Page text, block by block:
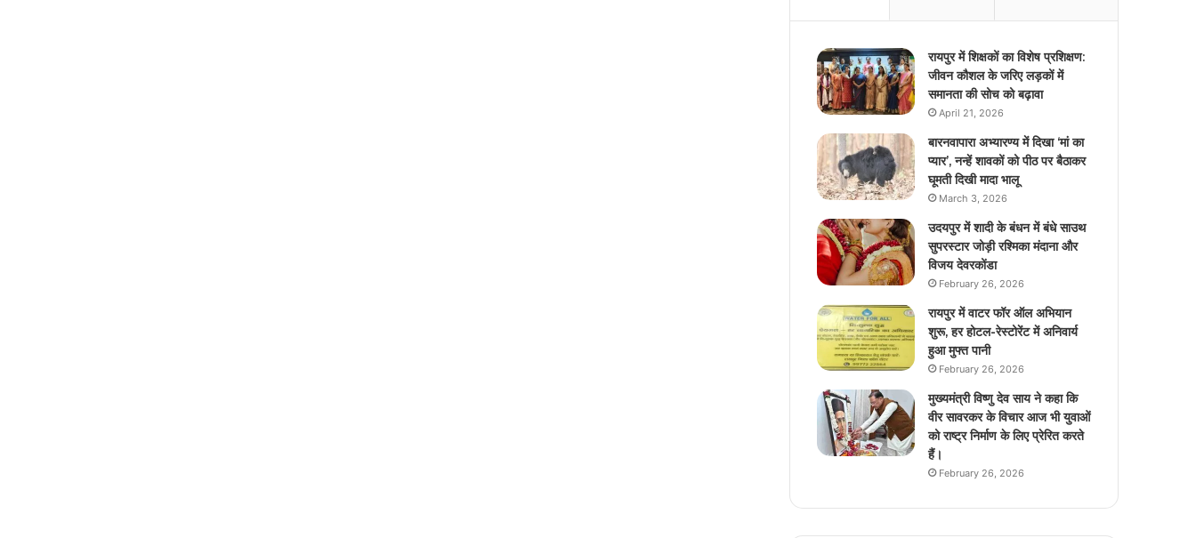
रायपुर में शिक्षकों का विशेष प्रशिक्षण:
जीवन कौशल के जरिए लड़कों में
समानता की सोच को बढ़ावा
April 21, 2026
बारनवापारा अभ्यारण्य में दिखा ‘मां का
प्यार’, नन्हें शावकों को पीठ पर बैठाकर
घूमती दिखी मादा भालू
March 3, 2026
उदयपुर में शादी के बंधन में बंधे साउथ
सुपरस्टार जोड़ी रश्मिका मंदाना और
विजय देवरकोंडा
February 26, 2026
रायपुर में वाटर फॉर ऑल अभियान
शुरू, हर होटल-रेस्टोरेंट में अनिवार्य
हुआ मुफ्त पानी
February 26, 2026
मुख्यमंत्री विष्णु देव साय ने कहा कि
वीर सावरकर के विचार आज भी युवाओं
को राष्ट्र निर्माण के लिए प्रेरित करते
हैं।
February 26, 2026